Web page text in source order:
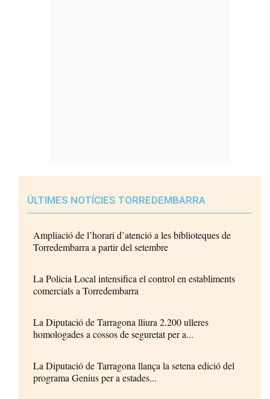
ÚLTIMES NOTÍCIES TORREDEMBARRA
Ampliació de l’horari d’atenció a les biblioteques de
Torredembarra a partir del setembre
La Policia Local intensifica el control en establiments
comercials a Torredembarra
La Diputació de Tarragona lliura 2.200 ulleres
homologades a cossos de seguretat per a...
La Diputació de Tarragona llança la setena edició del
programa Genius per a estades...